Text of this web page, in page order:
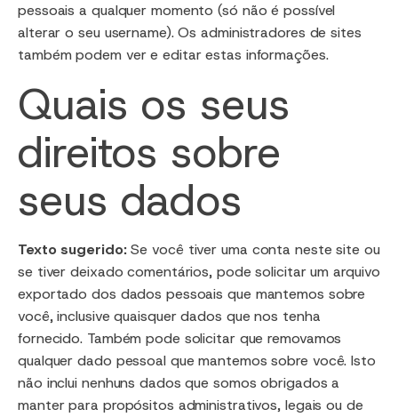
pessoais a qualquer momento (só não é possível
alterar o seu username). Os administradores de sites
também podem ver e editar estas informações.
Quais os seus
direitos sobre
seus dados
Texto sugerido:Se você tiver uma conta neste site ou
se tiver deixado comentários, pode solicitar um arquivo
exportado dos dados pessoais que mantemos sobre
você, inclusive quaisquer dados que nos tenha
fornecido. Também pode solicitar que removamos
qualquer dado pessoal que mantemos sobre você. Isto
não inclui nenhuns dados que somos obrigados a
manter para propósitos administrativos, legais ou de